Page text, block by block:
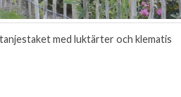
med luktärter och klematis